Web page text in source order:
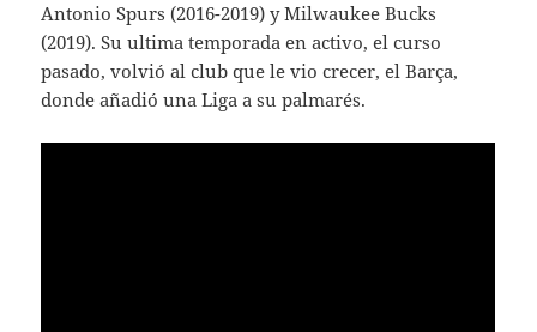
Antonio Spurs (2016-2019) y Milwaukee Bucks
(2019). Su ultima temporada en activo, el curso
pasado, volvió al club que le vio crecer, el Barça,
donde añadió una Liga a su palmarés.